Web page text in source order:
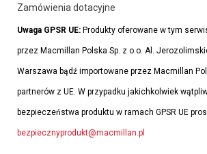
Zamówienia dotacyjne
Uwaga GPSR UE: Produkty oferowane w tym
przez Macmillan Polska Sp. z o.o. Al.
Warszawa bądź importowane przez Macmillan
partnerów z UE. W przypadku jakichkolwiek
bezpieczeństwa produktu w ramach GPSR UE
bezpiecznyprodukt@macmillan.pl